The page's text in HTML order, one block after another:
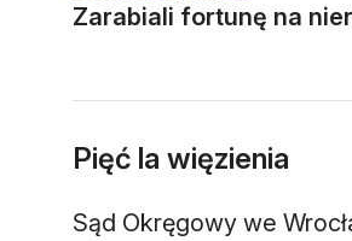
Zarabiali fortunę na
Pięć la więzienia
Sąd Okręgowy we